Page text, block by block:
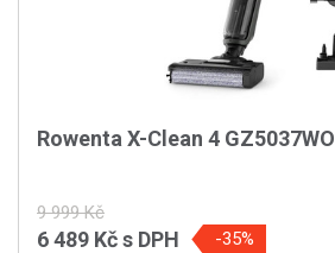
Rowenta X-Clean 4 GZ5037WO
9 999 Kč
6 489 Kčs DPH -35%